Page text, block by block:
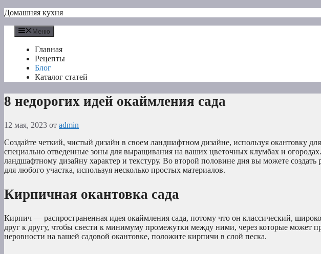
Перейти
содержимому
Домашняя кухня
Меню
Главная
Рецепты
Блог
Каталог статей
8 недорогих идей окаймления сада
12 мая, 2023 от admin
Создайте четкий, чистый дизайн в своем ландшафтном дизайне, используя окантовку
специально отведенные зоны для выращивания на ваших цветочных клумбах и
ландшафтному дизайну характер и текстуру. Во второй половине дня вы можете
для любого участка, используя несколько простых материалов.
Кирпичная окантовка сада
Кирпич — распространенная идея окаймления сада, потому что он классический,
друг к другу, чтобы свести к минимуму промежутки между ними, через которые может
неровности на вашей садовой окантовке, положите кирпичи в слой песка.